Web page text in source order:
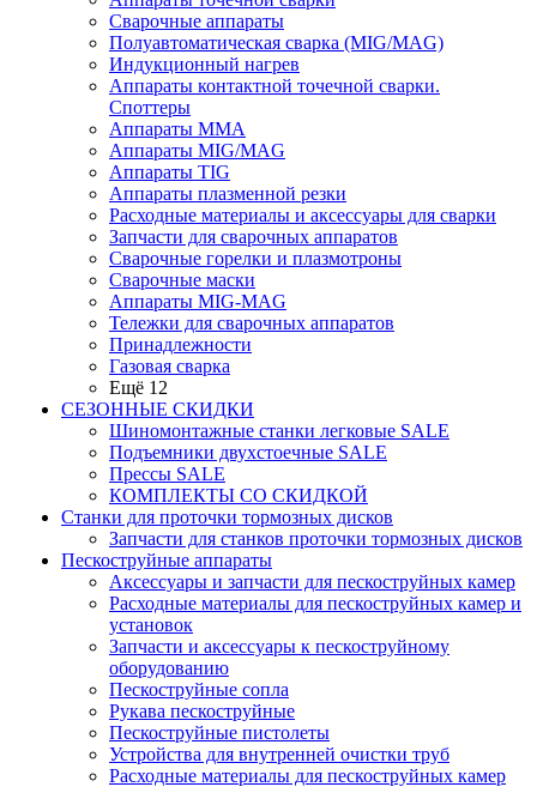
Сварочные аппараты
Полуавтоматическая сварка (MIG/MAG)
Индукционный нагрев
Аппараты контактной точечной сварки.
Споттеры
Аппараты MMA
Аппараты MIG/MAG
Аппараты TIG
Аппараты плазменной резки
Расходные материалы и аксессуары для сварки
Запчасти для сварочных аппаратов
Сварочные горелки и плазмотроны
Сварочные маски
Аппараты MIG-MAG
Тележки для сварочных аппаратов
Принадлежности
Газовая сварка
Ещё 12
СЕЗОННЫЕ СКИДКИ
Шиномонтажные станки легковые SALE
Подъемники двухстоечные SALE
Прессы SALE
КОМПЛЕКТЫ СО СКИДКОЙ
Станки для проточки тормозных дисков
Запчасти для станков проточки тормозных дисков
Пескоструйные аппараты
Аксессуары и запчасти для пескоструйных камер
Расходные материалы для пескоструйных камер и
установок
Запчасти и аксессуары к пескоструйному
оборудованию
Пескоструйные сопла
Рукава пескоструйные
Пескоструйные пистолеты
Устройства для внутренней очистки труб
Расходные материалы для пескоструйных камер